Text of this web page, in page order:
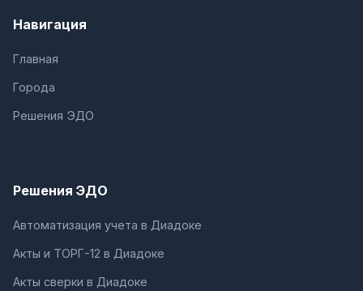
Навигация
Главная
Города
Решения ЭДО
Решения ЭДО
Автоматизация учета в Диадоке
Акты и ТОРГ-12 в Диадоке
Акты сверки в Диадоке